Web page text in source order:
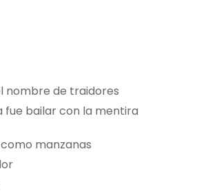
nombre de traidores
fue bailar con la mentira
manzanas